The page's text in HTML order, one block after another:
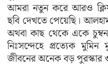
আমরা নতুন করে আরও
ছবি দেখতে পেয়েছি।
অথবা কাছ থেকে একে
নিঃসন্দেহে প্রত্যেক
জীবনের অনেক বড় পুরস্কার